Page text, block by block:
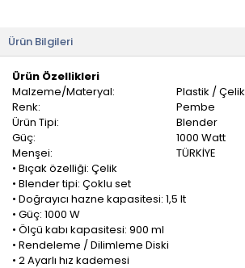
Ürün Bilgileri
Ürün Özellikleri
Malzeme/Materyal:
Plastik / Çelik
Renk:
Pembe
Ürün Tipi:
Blender
Güç:
1000 Watt
Menşei:
TÜRKİYE
• Bıçak özelliği: Çelik
• Blender tipi: Çoklu set
• Doğrayıcı hazne kapasitesi: 1,5 lt
• Güç: 1000 W
• Ölçü kabı kapasitesi: 900 ml
• Rendeleme / Dilimleme Diski
• 2 Ayarlı hız kademesi